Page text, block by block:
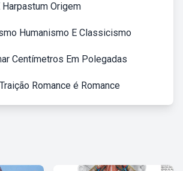
Harpastum Origem
Humanismo E Classicismo
Centímetros Em Polegadas
Romance é Romance